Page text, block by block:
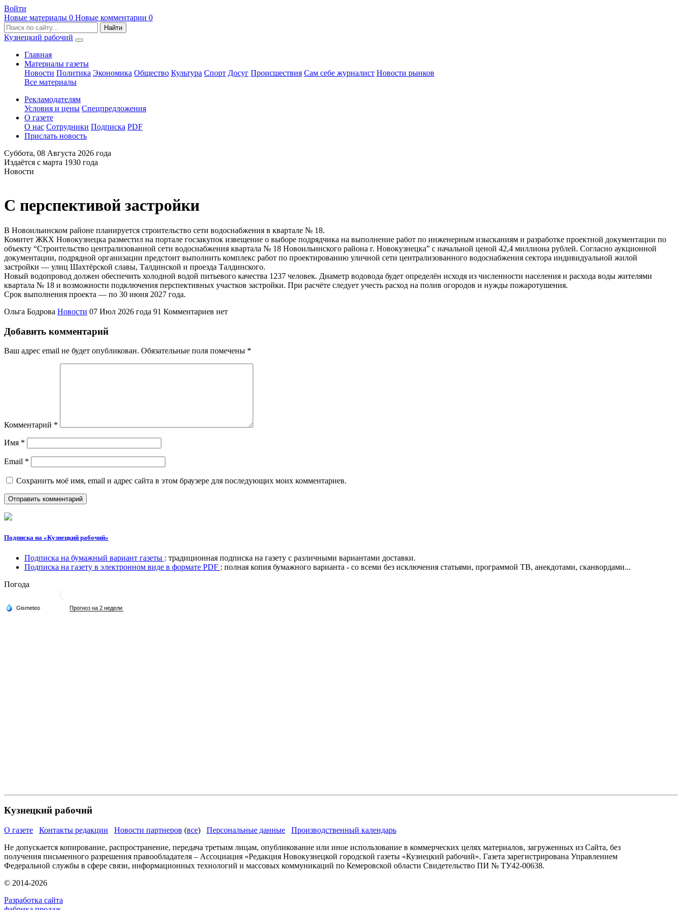
Войти
Новые материалы 0 Новые комментарии 0
Кузнецкий рабочий
Главная
Материалы газеты
Новости Политика Экономика Общество Культура Спорт Досуг Происшествия Сам себе журналист Новости рынков
Все материалы
Рекламодателям
Условия и цены Спецпредложения
О газете
О нас Сотрудники Подписка PDF
Прислать новость
Суббота, 08 Августа 2026 года
Издаётся с марта 1930 года
Новости
С перспективой застройки
В Новоильинском районе планируется строительство сети водоснабжения в квартале № 18.
Комитет ЖКХ Новокузнецка разместил на портале госзакупок извещение о выборе подрядчика на выполнение работ по инженерным изысканиям и разработке проектной документации по
объекту “Строительство централизованной сети водоснабжения квартала № 18 Новоильинского района г. Новокузнецка” с начальной ценой 42,4 миллиона рублей. Согласно аукционной
документации, подрядной организации предстоит выполнить комплекс работ по проектированию уличной сети централизованного водоснабжения сектора индивидуальной жилой
застройки — улиц Шахтёрской славы, Талдинской и проезда Талдинского.
Новый водопровод должен обеспечить холодной водой питьевого качества 1237 человек. Диаметр водовода будет определён исходя из численности населения и расхода воды жителями
квартала № 18 и возможности подключения перспективных участков застройки. При расчёте следует учесть расход на полив огородов и нужды пожаротушения.
Срок выполнения проекта — по 30 июня 2027 года.
Ольга Бодрова Новости 07 Июл 2026 года 91 Комментариев нет
Добавить комментарий
Ваш адрес email не будет опубликован. Обязательные поля помечены *
Комментарий *
Имя *
Email *
Сохранить моё имя, email и адрес сайта в этом браузере для последующих моих комментариев.
Подписка на «Кузнецкий рабочий»
Подписка на бумажный вариант газеты : традиционная подписка на газету с различными вариантами доставки.
Подписка на газету в электронном виде в формате PDF : полная копия бумажного варианта - со всеми без исключения статьями, программой ТВ, анекдотами, сканвордами...
Погода
Кузнецкий рабочий
О газете Контакты редакции Новости партнеров (все) Персональные данные
Производственный календарь
Не допускается копирование, распространение, передача третьим лицам, опубликование или иное использование в коммерческих целях материалов, загруженных из Сайта, без
получения письменного разрешения правообладателя – Ассоциация «Редакция Новокузнецкой городской газеты «Кузнецкий рабочий». Газета зарегистрирована Управлением
Федеральной службы в сфере связи, информационных технологий и массовых коммуникаций по Кемеровской области Свидетельство ПИ № ТУ42-00638.
© 2014-2026
Разработка сайта